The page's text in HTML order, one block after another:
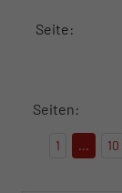
Seite:
Seiten:
1 ... 10